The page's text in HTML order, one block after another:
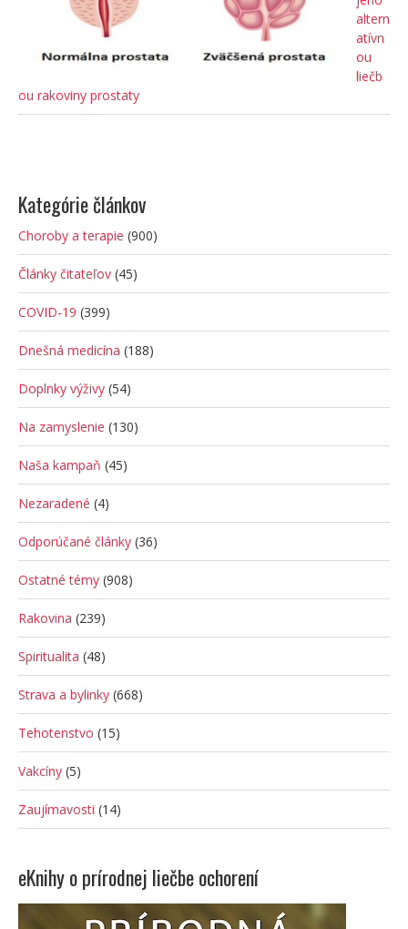
altern
atívn
ou
liečb
ou rakoviny prostaty
Kategórie článkov
Choroby a terapie (900)
Články čitateľov (45)
COVID-19 (399)
Dnešná medicína (188)
Doplnky výživy (54)
Na zamyslenie (130)
Naša kampaň (45)
Nezaradené (4)
Odporúčané články (36)
Ostatné témy (908)
Rakovina (239)
Spiritualita (48)
Strava a bylinky (668)
Tehotenstvo (15)
Vakcíny (5)
Zaujímavosti (14)
eKnihy o prírodnej liečbe ochorení